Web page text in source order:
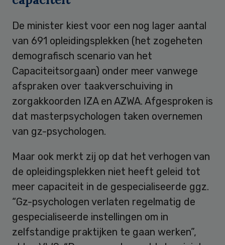
De minister kiest voor een nog lager aantal
van 691 opleidingsplekken (het zogeheten
demografisch scenario van het
Capaciteitsorgaan) onder meer vanwege
afspraken over taakverschuiving in
zorgakkoorden IZA en AZWA. Afgesproken is
dat masterpsychologen taken overnemen
van gz-psychologen.
Maar ook merkt zij op dat het verhogen van
de opleidingsplekken niet heeft geleid tot
meer capaciteit in de gespecialiseerde ggz.
“Gz-psychologen verlaten regelmatig de
gespecialiseerde instellingen om in
zelfstandige praktijken te gaan werken”,